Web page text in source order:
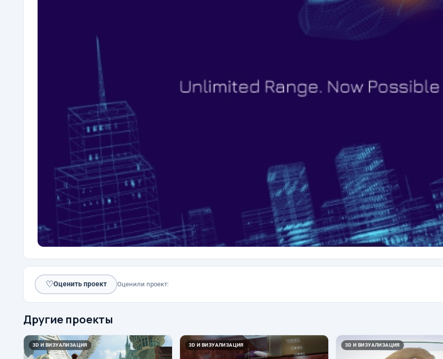
♡Оценить проект Оценили проект:
Другие проекты
3D И ВИЗУАЛИЗАЦИЯ 3D И ВИЗУАЛИЗАЦИЯ 3D И ВИЗУАЛИЗАЦИЯ